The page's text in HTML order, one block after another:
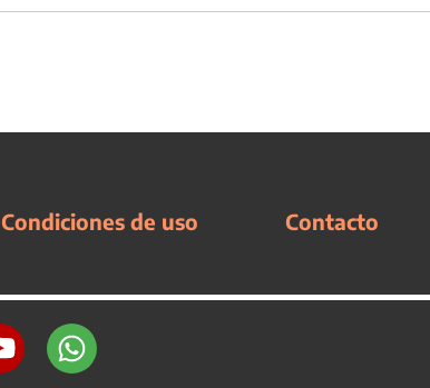
Condiciones de uso Contacto